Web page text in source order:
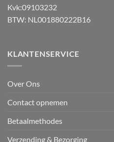
Kvk:09103232
BTW: NL001880222B16
KLANTENSERVICE
Over Ons
Contact opnemen
Betaalmethodes
Verzending & Bezorging